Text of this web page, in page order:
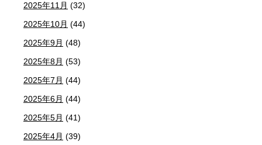
2025年11月 (32)
2025年10月 (44)
2025年9月 (48)
2025年8月 (53)
2025年7月 (44)
2025年6月 (44)
2025年5月 (41)
2025年4月 (39)